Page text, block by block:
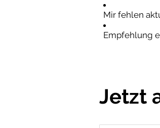
Mir fehlen
Empfehlung
Jetzt